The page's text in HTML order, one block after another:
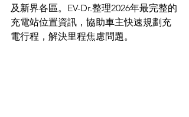
及新界各區。EV-Dr.整理2026年最完整的
充電站位置資訊，協助車主快速規劃充
電行程，解決里程焦慮問題。